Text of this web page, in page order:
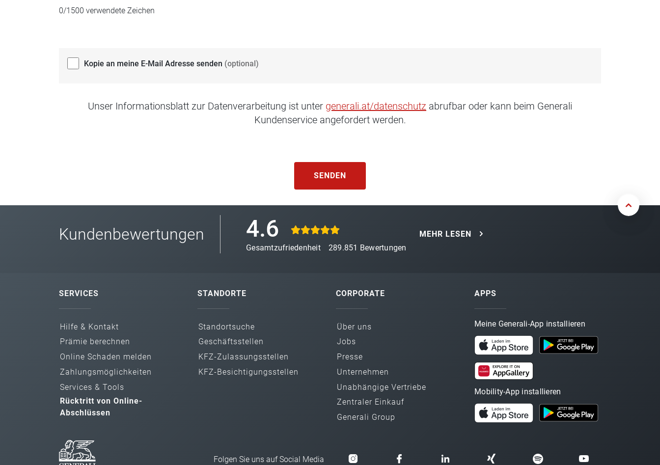
0/1500 verwendete Zeichen
Kopie an meine E-Mail Adresse senden (optional)
Unser Informationsblatt zur Datenverarbeitung ist unter generali.at/datenschutz abrufbar oder kann beim Generali
Kundenservice angefordert werden.
SENDEN
Kundenbewertungen 4.6
Gesamtzufriedenheit 289.851 Bewertungen
MEHR LESEN
SERVICES
Hilfe & Kontakt
Prämie berechnen
Online Schaden melden
Zahlungs­möglichkeiten
Services & Tools
Rücktritt von Online-
Abschlüssen
STANDORTE
Standortsuche
Geschäfts­stellen
KFZ-Zulassungs­stellen
KFZ-Besichtigungs­stellen
CORPORATE
Über uns
Jobs
Presse
Unternehmen
Unabhängige Vertriebe
Zentraler Einkauf
Generali Group
APPS
Meine Generali-App installieren
Mobility-App installieren
Folgen Sie uns auf Social Media